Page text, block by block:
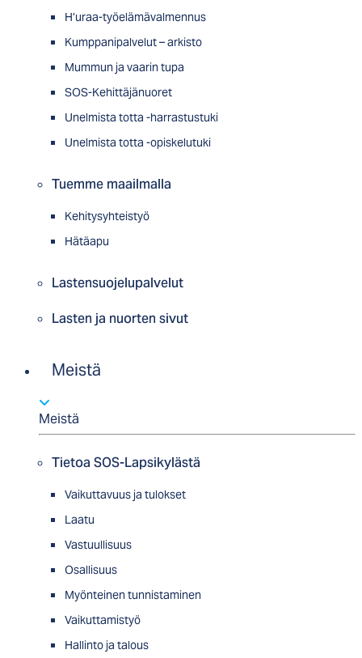
H’uraa-työelämävalmennus
Kumppanipalvelut – arkisto
Mummun ja vaarin tupa
SOS-Kehittäjänuoret
Unelmista totta -harrastustuki
Unelmista totta -opiskelutuki
Tuemme maailmalla
Kehitysyhteistyö
Hätäapu
Lastensuojelupalvelut
Lasten ja nuorten sivut
Meistä
Meistä
Tietoa SOS-Lapsikylästä
Vaikuttavuus ja tulokset
Laatu
Vastuullisuus
Osallisuus
Myön­tei­nen tun­nis­ta­minen
Vaikuttamistyö
Hallinto ja talous